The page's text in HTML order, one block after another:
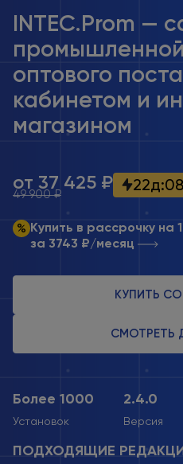
INTEC.Prom —
оптового
кабинетом и
магазином
от 37 425 ₽
49 900 ₽ 22д:08
Купить в рассрочку на
за 3743 ₽/месяц
КУПИТЬ
СМОТРЕТЬ
Более 1000
Установок
2.4.0
Версия
ПОДХОДЯЩИЕ